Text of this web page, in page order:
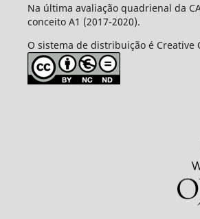
Na última avaliação quadrienal da
conceito A1 (2017-2020).
O sistema de distribuição é Creative